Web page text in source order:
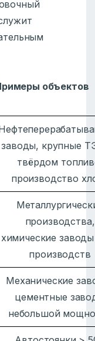
объектов
заводы, крупные
твёрдом
производство
производства,
химические
производств
Механические
цементные
небольшой